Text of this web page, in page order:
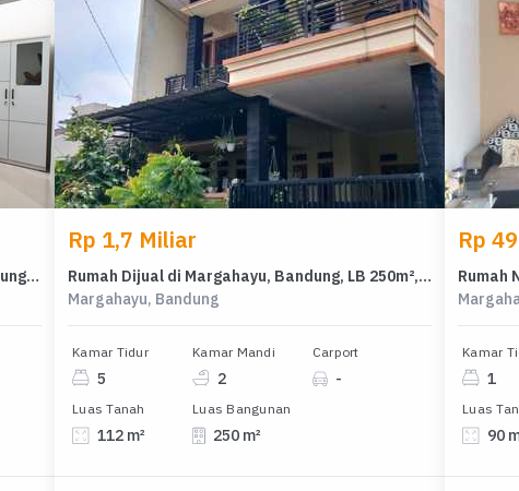
Properti Siap Huni di Area Margahayu, Bandung, LT 110m²
Rp 1,7 Miliar
Rumah Dijual di Margahayu, Bandung, LB 250m², Harga Kompetitif!
Margahayu, Bandung
Kamar Tidur
5
Kamar Mandi
2
Carport
-
Luas Tanah
112 m²
Luas Bangunan
250 m²
Rp
Kamar
1
Luas
90